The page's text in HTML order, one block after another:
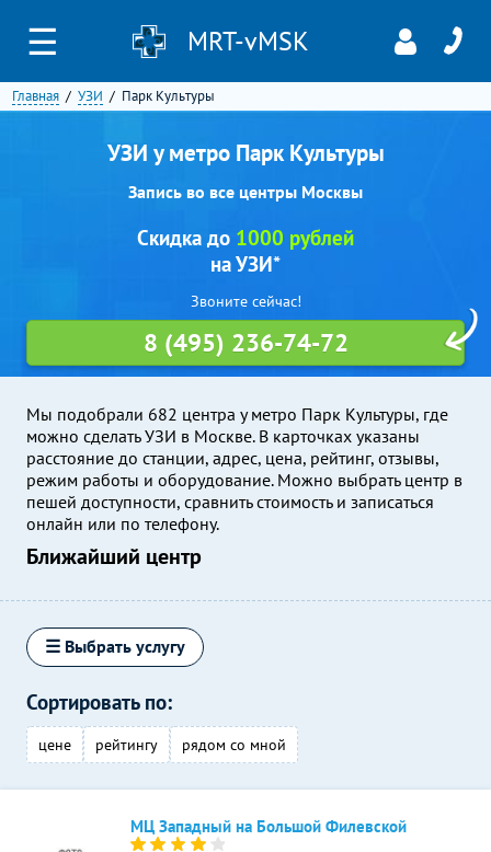
☰ MRT-vMSK
Главная УЗИ Парк Культуры
УЗИ у метро Парк Культуры
Запись во все центры Москвы
Мы подобрали 682 центра у метро Парк Культуры, где
можно сделать УЗИ в Москве. В карточках указаны
расстояние до станции, адрес, цена, рейтинг, отзывы,
режим работы и оборудование. Можно выбрать центр в
пешей доступности, сравнить стоимость и записаться
онлайн или по телефону.
Ближайший центр
Скидка до 1000 рублей
на УЗИ*
Звоните сейчас!
8 (495) 236-74-72
☰ Выбрать услугу
Сортировать по:
цене рейтингу рядом со мной
МЦ Западный на Большой Филевской